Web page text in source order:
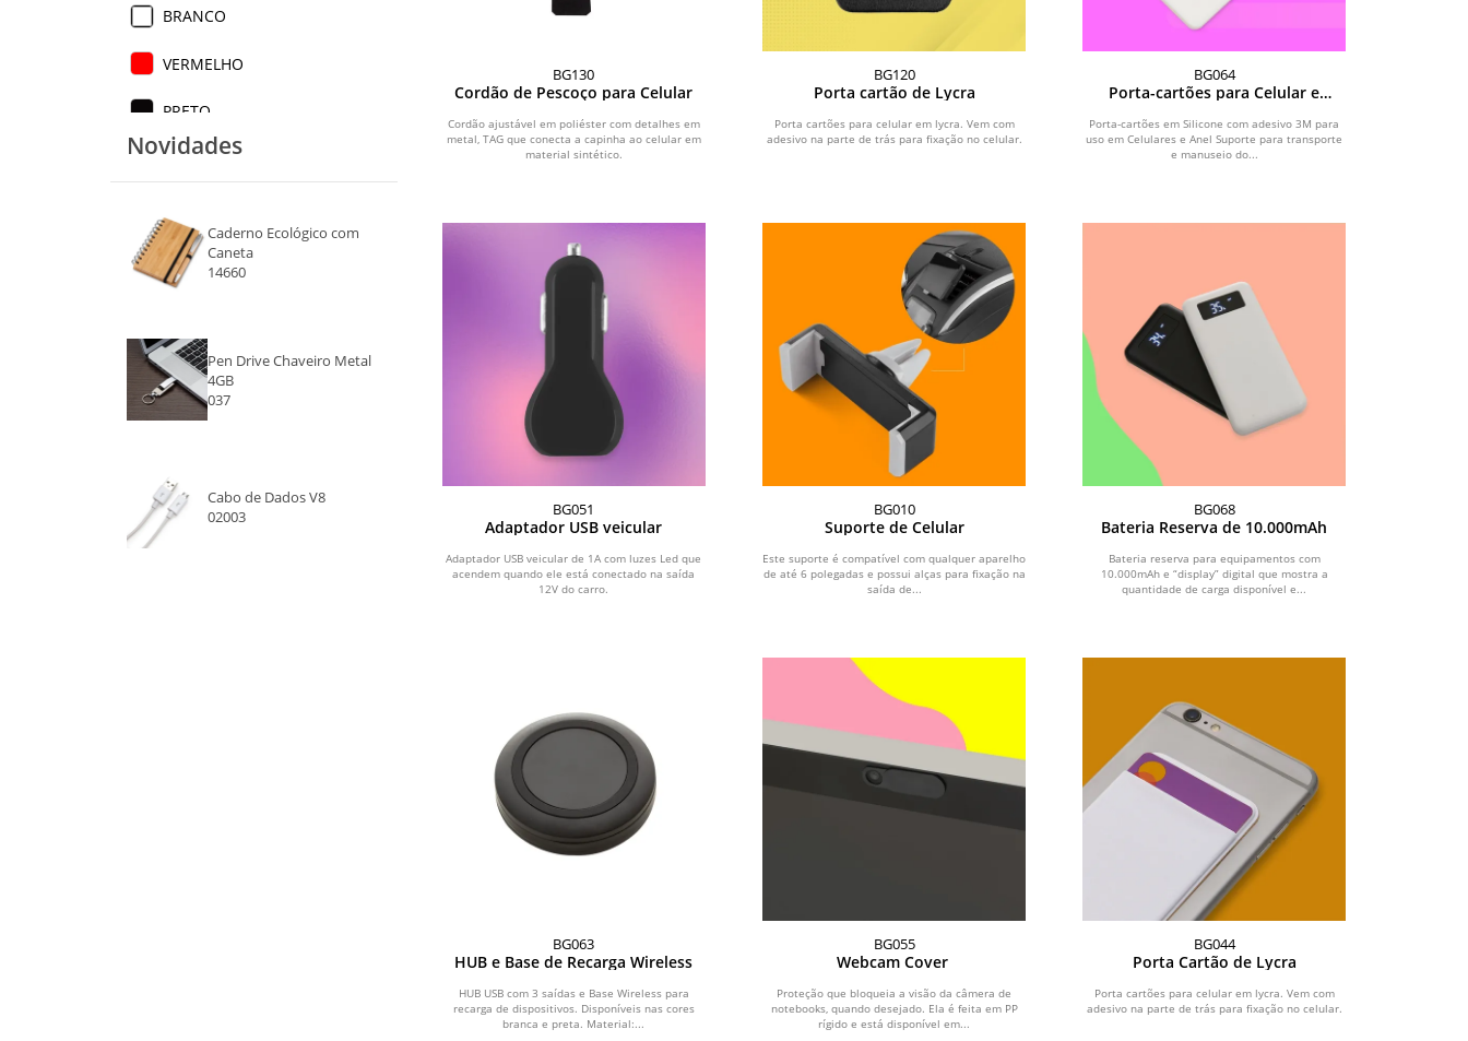
BRANCO
VERMELHO
PRETO
Novidades
Caderno Ecológico com
Caneta
14660
Pen Drive Chaveiro Metal
4GB
037
Cabo de Dados V8
02003
BG130
Cordão de Pescoço para Celular
Cordão ajustável em poliéster com detalhes em
metal, TAG que conecta a capinha ao celular em
material sintético.
BG120
Porta cartão de Lycra
Porta cartões para celular em lycra. Vem com
adesivo na parte de trás para fixação no celular.
BG064
Porta-cartões para Celular e
Porta-cartões em Silicone com adesivo 3M para
uso em Celulares e Anel Suporte para transporte
e manuseio do...
BG051
Adaptador USB veicular
Adaptador USB veicular de 1A com luzes Led que
acendem quando ele está conectado na saída
12V do carro.
BG010
Suporte de Celular
Este suporte é compatível com qualquer aparelho
de até 6 polegadas e possui alças para fixação na
saída de...
BG068
Bateria Reserva de 10.000mAh
Bateria reserva para equipamentos com
10.000mAh e “display” digital que mostra a
quantidade de carga disponível e...
BG063
HUB e Base de Recarga Wireless
HUB USB com 3 saídas e Base Wireless para
recarga de dispositivos. Disponíveis nas cores
branca e preta. Material:...
BG055
Webcam Cover
Proteção que bloqueia a visão da câmera de
notebooks, quando desejado. Ela é feita em PP
rígido e está disponível em...
BG044
Porta Cartão de Lycra
Porta cartões para celular em lycra. Vem com
adesivo na parte de trás para fixação no celular.